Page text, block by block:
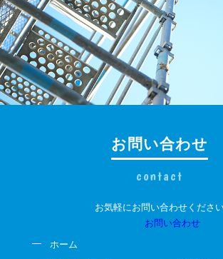
お問い合わせ
contact
お気軽にお問い合わせくださ
お問い合わせ
ホーム